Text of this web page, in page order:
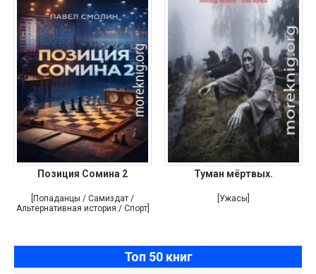
Позиция Сомина 2
[Попаданцы / Самиздат /
Альтернативная история / Спорт]
Туман мёртвых.
[Ужасы]
Топ 50 книг